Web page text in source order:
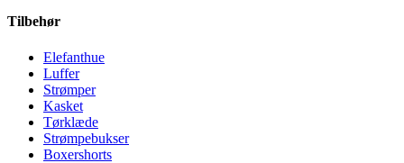
Tilbehør
Elefanthue
Luffer
Strømper
Kasket
Tørklæde
Strømpebukser
Boxershorts